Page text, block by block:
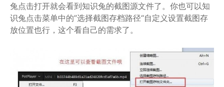
兔点击打开就会看到知识兔的截图源文件了。你也可以知
识兔点击菜单中的”选择截图存档路径“自定义设置截图存
放位置也行，这个看自己的需求了。